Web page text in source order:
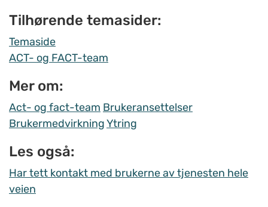
Tilhørende temasider:
Temaside
ACT- og FACT-team
Mer om:
Act- og fact-team Brukeransettelser
BrukermedvirkningYtring
Les også:
Har tett kontakt med brukerne av tjenesten hele
veien